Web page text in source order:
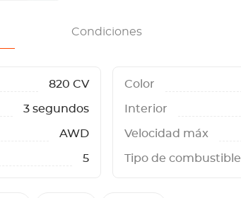
Condiciones
820 CV
3 segundos
AWD
5
Color
Interior
Velocidad máx
Tipo de combustible